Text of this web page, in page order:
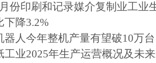
份印刷和记录媒介复制业工业
下降3.2%
器人今年整机产量有望破10万台
工业2025年生产运营概况及未